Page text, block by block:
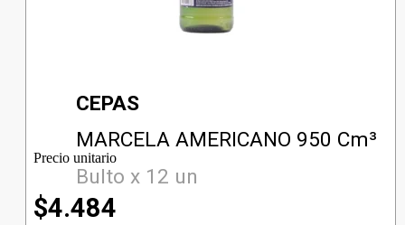
CEPAS
MARCELA AMERICANO 950 Cm³
Bulto x 12 un
Precio unitario
$4.484